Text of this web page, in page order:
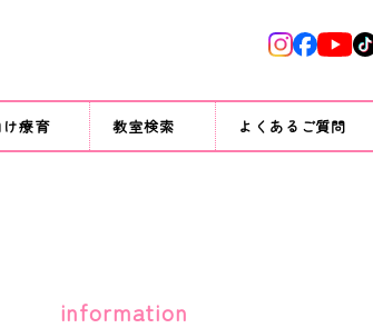
療育 教室検索 よくあるご質問
information